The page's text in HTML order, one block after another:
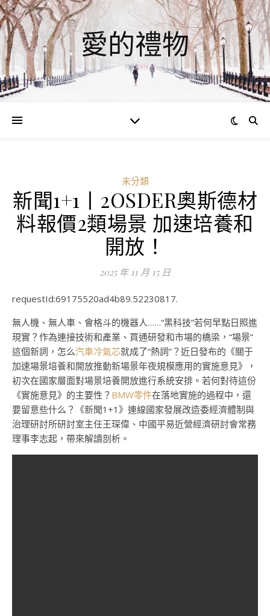
愛的禮物
未分類
新聞1+1丨2OSDER奧斯德材
料報價2類場景 加速培養和
開放！
2025 年 11 月 15 日
requestId:69175520ad4b89.52230817.
無人機、無人車、會格斗的機器人……“黑科技”若何早點日照進
現實？作為連接技術和產業、買通研發和市場的橋梁，“場景”
這個新詞，怎么汽車冷氣芯就成了“熱詞”？近日發布的《關于
加速場景培養和開放推動新場景年夜規模應用的實施意見》，
初次在國家層面對場景培養開放進行系統安排。若何對待這份
《實施意見》的主要性？ BMW零件在落地實施的過程中，還
要留意些什么？《新聞1+1》連線國家發展改造委經濟體制與
治理研討所研討室主任王琛偉、中國平易近營經濟研討會常務
理事李志起，帶來解讀剖析。